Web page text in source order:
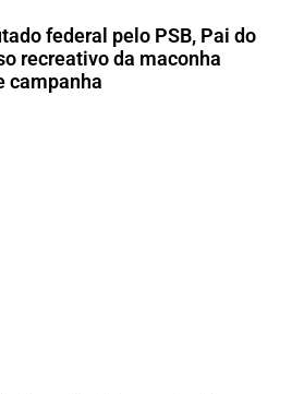
federal pelo PSB, Pai do
recreativo da maconha
campanha